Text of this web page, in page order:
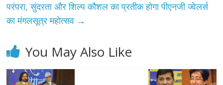
परंपरा, सुंदरता और शिल्प कौशल का प्रतीक होगा पीएनजी ज्वेलर्स
का मंगलसूत्र महोत्सव →
You May Also Like